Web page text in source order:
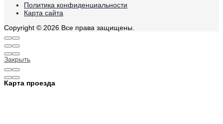
Политика конфиденциальности
Карта сайта
Copyright © 2026 Все права защищены.
Закрыть
Карта проезда